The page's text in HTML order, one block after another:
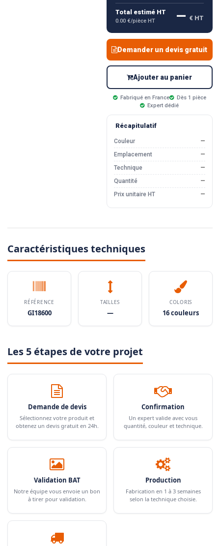
Total estimé HT
0.00 €/pièce HT — € HT
Demander un devis gratuit
Ajouter au panier
Fabriqué en France
Dès 1 pièce
Expert dédié
Récapitulatif
Couleur
—
Emplacement
—
Technique
—
Quantité
—
Prix unitaire HT
—
Caractéristiques techniques
RÉFÉRENCE
GI18600
TAILLES
—
COLORIS
16 couleurs
Les 5 étapes de votre projet
Demande de devis
Sélectionnez votre produit et
obtenez un devis gratuit en 24h.
Confirmation
Un expert valide avec vous
quantité, couleur et technique.
Validation BAT
Notre équipe vous envoie un bon
à tirer pour validation.
Production
Fabrication en 1 à 3 semaines
selon la technique choisie.